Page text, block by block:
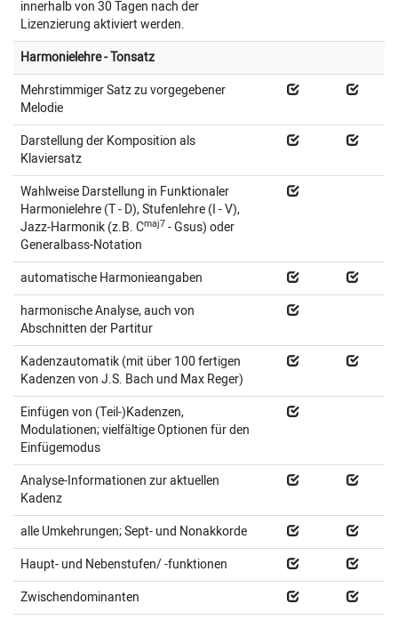
innerhalb von 30 Tagen nach der
Lizenzierung aktiviert werden.
Harmonielehre - Tonsatz
Mehrstimmiger Satz zu vorgegebener
Melodie
Darstellung der Komposition als
Klaviersatz
Wahlweise Darstellung in Funktionaler
Harmonielehre (T - D), Stufenlehre (I - V),
Jazz-Harmonik (z.B. Cmaj7 - Gsus) oder
Generalbass-Notation
automatische Harmonieangaben
harmonische Analyse, auch von
Abschnitten der Partitur
Kadenzautomatik (mit über 100 fertigen
Kadenzen von J.S. Bach und Max Reger)
Einfügen von (Teil-)Kadenzen,
Modulationen; vielfältige Optionen für den
Einfügemodus
Analyse-Informationen zur aktuellen
Kadenz
alle Umkehrungen; Sept- und Nonakkorde
Haupt- und Nebenstufen/ -funktionen
Zwischendominanten